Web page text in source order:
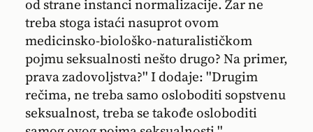
od strane instanci normalizacije. Zar ne
treba stoga istaći nasuprot ovom
medicinsko-biološko-naturalističkom
pojmu seksualnosti nešto drugo? Na primer,
prava zadovoljstva?'' I dodaje: ''Drugim
rečima, ne treba samo osloboditi sopstvenu
seksualnost, treba se takođe osloboditi